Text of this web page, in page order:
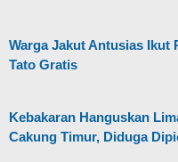
Warga Jakut Antusias Ikut
Tato Gratis
Kebakaran Hanguskan
Cakung Timur, Diduga